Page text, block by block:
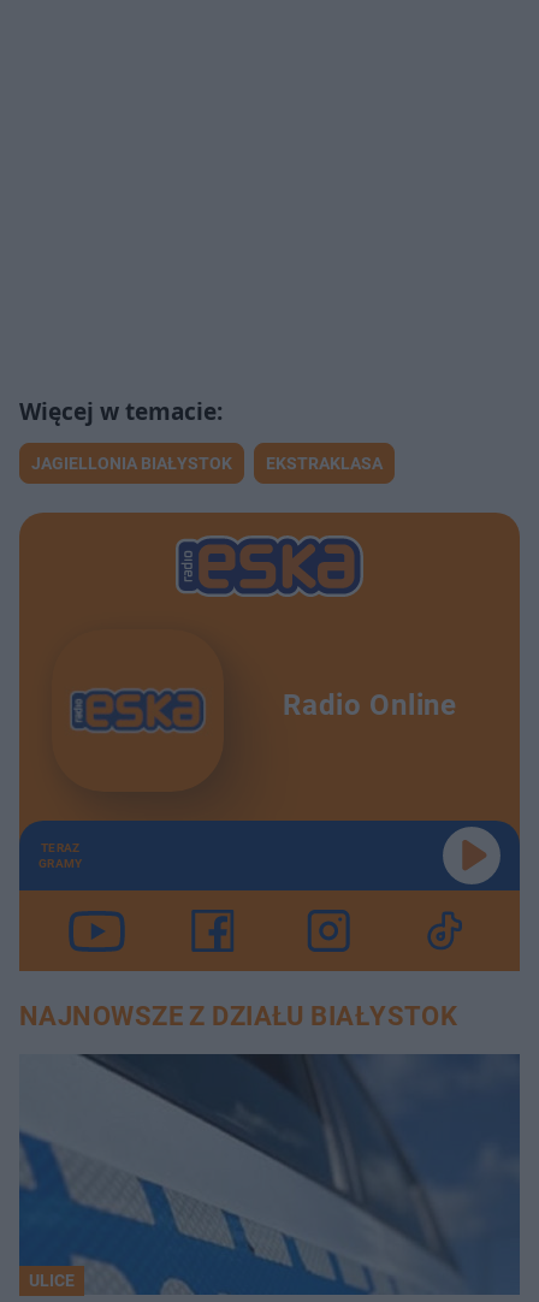
JAGIELLONIA BIAŁYSTOK EKSTRAKLASA
Radio Online
TERAZ
GRAMY
NAJNOWSZE Z DZIAŁU BIAŁYSTOK
ULICE